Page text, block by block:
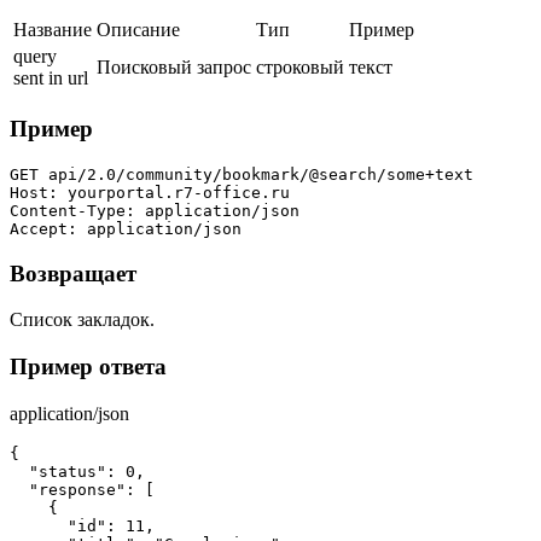
Название Описание Тип
Пример
query
sent in url
Поисковый запрос строковый текст
Пример
GET api/2.0/community/bookmark/@search/some+text
Host: yourportal.r7-office.ru
Content-Type: application/json
Accept: application/json
Возвращает
Список закладок.
Пример ответа
application/json
{
"status": 0,
"response": [
{
"id": 11,